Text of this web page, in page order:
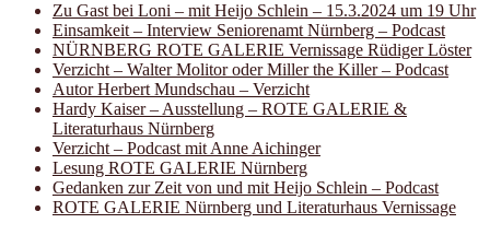
Zu Gast bei Loni – mit Heijo Schlein – 15.3.2024 um 19 Uhr
Einsamkeit – Interview Seniorenamt Nürnberg – Podcast
NÜRNBERG ROTE GALERIE Vernissage Rüdiger Löster
Verzicht – Walter Molitor oder Miller the Killer – Podcast
Autor Herbert Mundschau – Verzicht
Hardy Kaiser – Ausstellung – ROTE GALERIE &
Literaturhaus Nürnberg
Verzicht – Podcast mit Anne Aichinger
Lesung ROTE GALERIE Nürnberg
Gedanken zur Zeit von und mit Heijo Schlein – Podcast
ROTE GALERIE Nürnberg und Literaturhaus Vernissage